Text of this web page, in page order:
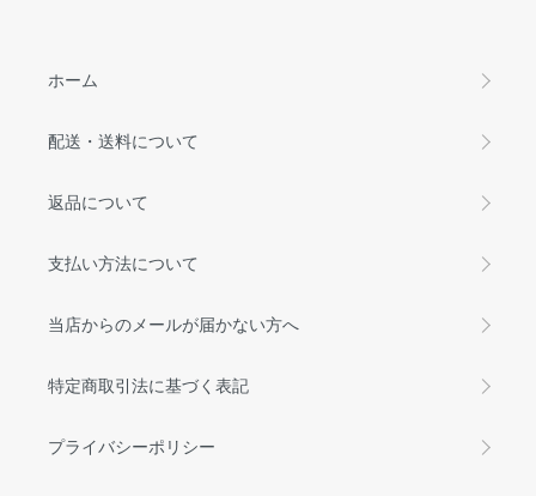
ホーム
配送・送料について
返品について
支払い方法について
当店からのメールが届かない方へ
特定商取引法に基づく表記
プライバシーポリシー